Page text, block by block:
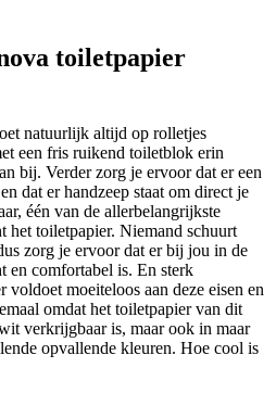
toiletpapier
natuurlijk altijd op rolletjes
een fris ruikend toiletblok erin
bij. Verder zorg je ervoor dat er een
dat erhandzeep staat om direct je
één van de allerbelangrijkste
het toiletpapier. Niemand schuurt
zorg je ervoor dat er bij jou in de
en comfortabel is. En sterk
moeiteloos aan deze eisen en
omdat het toiletpapier van dit
verkrijgbaar is, maar ook in maar
opvallende kleuren. Hoe cool is